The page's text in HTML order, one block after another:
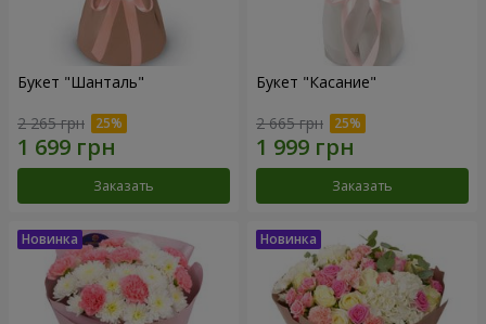
Букет "Шанталь"
2 265 грн
Заказать
Букет "Касание"
2 665 грн
Заказать